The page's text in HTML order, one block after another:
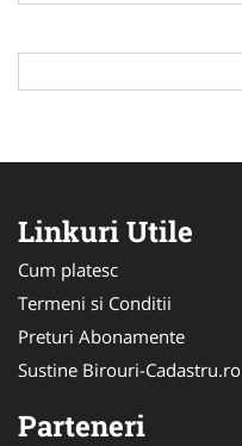
Linkuri Utile
Cum platesc
Termeni si Conditii
Preturi Abonamente
Sustine Birouri-Cadastru.ro
Parteneri